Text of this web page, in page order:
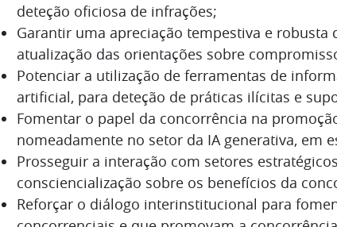
deteção oficiosa de infrações;
Garantir uma apreciação tempestiva e robusta
atualização das orientações sobre
Potenciar a utilização de ferramentas de
artificial, para deteção de práticas ilícitas e
Fomentar o papel da concorrência na
nomeadamente no setor da IA generativa, em
Prosseguir a interação com setores
consciencialização sobre os benefícios da
Reforçar o diálogo interinstitucional para